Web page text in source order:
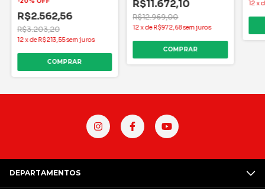
R$2.562,56
R$3.203,20
12xde R$213,55sem juros
R$11.672,10
R$12.969,00
12xde R$972,68sem juros
12x
DEPARTAMENTOS